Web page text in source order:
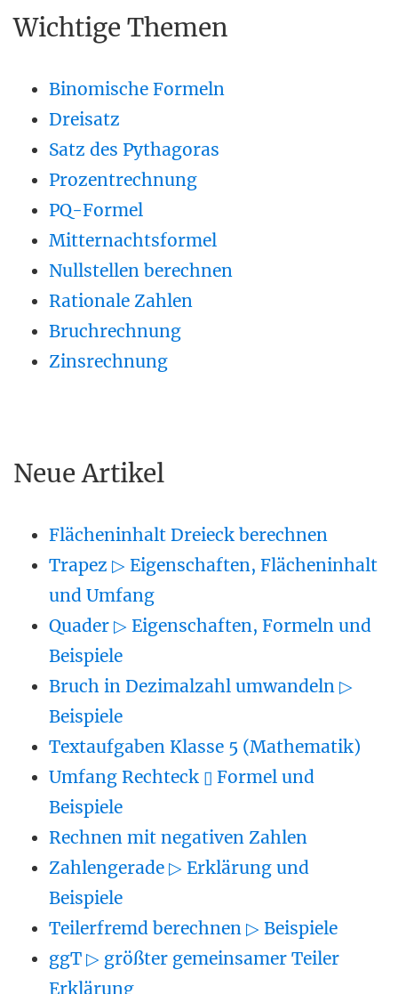
Wichtige Themen
Binomische Formeln
Dreisatz
Satz des Pythagoras
Prozentrechnung
PQ-Formel
Mitternachtsformel
Nullstellen berechnen
Rationale Zahlen
Bruchrechnung
Zinsrechnung
Neue Artikel
Flächeninhalt Dreieck berechnen
Trapez ▷ Eigenschaften, Flächeninhalt
und Umfang
Quader ▷ Eigenschaften, Formeln und
Beispiele
Bruch in Dezimalzahl umwandeln ▷
Beispiele
Textaufgaben Klasse 5 (Mathematik)
Umfang Rechteck ▯ Formel und
Beispiele
Rechnen mit negativen Zahlen
Zahlengerade ▷ Erklärung und
Beispiele
Teilerfremd berechnen ▷ Beispiele
ggT ▷ größter gemeinsamer Teiler
Erklärung